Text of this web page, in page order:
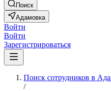
Поиск
Адамовка
Войти
Войти
Зарегистрироваться
Поиск сотрудников в
/